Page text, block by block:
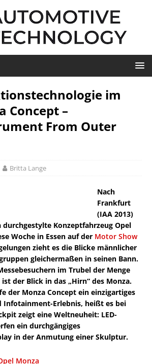
im
Concept –
From Outer
Britta Lange
Nach
Frankfurt
(IAA 2013)
Konzeptfahrzeug Opel
Woche in Essen auf der Motor Show
zieht es die Blicke männlicher
gleichermaßen in seinen Bann.
im Trubel der Menge
der Blick in das „Hirn“ des Monza.
der Monza Concept ein einzigartiges
Infotainment-Erlebnis, heißt es bei
zeigt eine Weltneuheit: LED-
ein durchgängiges
in der Anmutung einer Skulptur.